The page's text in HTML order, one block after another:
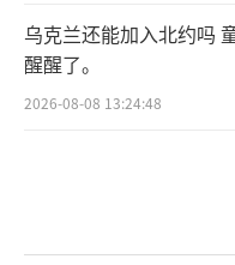
乌克兰还能加入北约吗
醒醒了。
2026-08-08 13:24:48